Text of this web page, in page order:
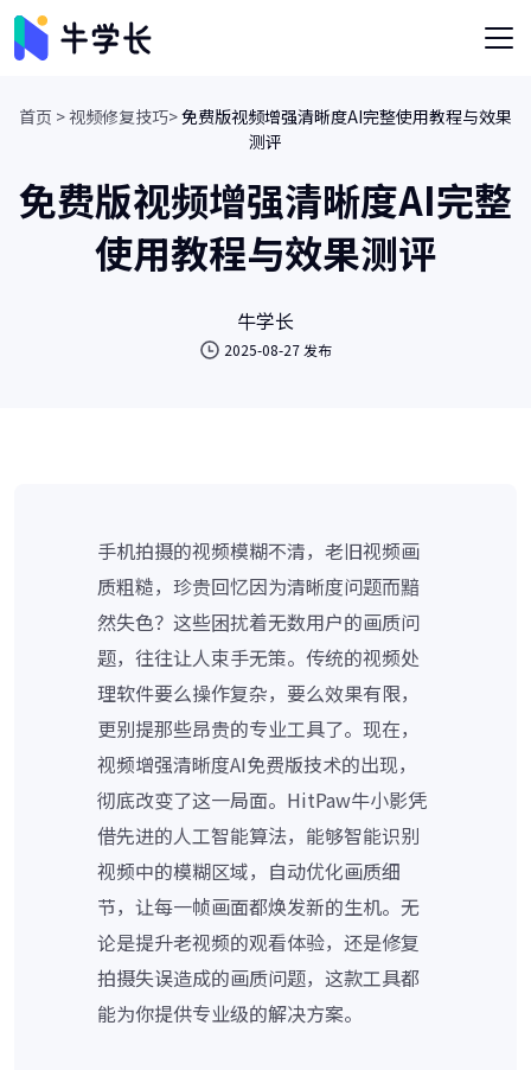
首页 >视频修复技巧>免费版视频增强清晰度AI完整使用教程与效果
测评
免费版视频增强清晰度AI完整
使用教程与效果测评
牛学长
2025-08-27 发布
手机拍摄的视频模糊不清，老旧视频画
质粗糙，珍贵回忆因为清晰度问题而黯
然失色？这些困扰着无数用户的画质问
题，往往让人束手无策。传统的视频处
理软件要么操作复杂，要么效果有限，
更别提那些昂贵的专业工具了。现在，
视频增强清晰度AI免费版技术的出现，
彻底改变了这一局面。HitPaw牛小影凭
借先进的人工智能算法，能够智能识别
视频中的模糊区域，自动优化画质细
节，让每一帧画面都焕发新的生机。无
论是提升老视频的观看体验，还是修复
拍摄失误造成的画质问题，这款工具都
能为你提供专业级的解决方案。